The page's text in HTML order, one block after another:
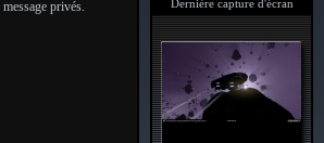
privés. Dernière capture d'écran